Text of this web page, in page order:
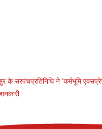
के सरपंचप्रतिनिधि ने 'कर्मभूमि